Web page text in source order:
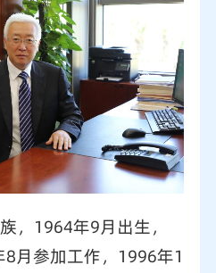
，1964年9月出生，
月参加工作，1996年1